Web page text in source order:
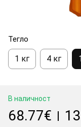
Тегло
1 кг 4 кг
В наличност
68.77€ |